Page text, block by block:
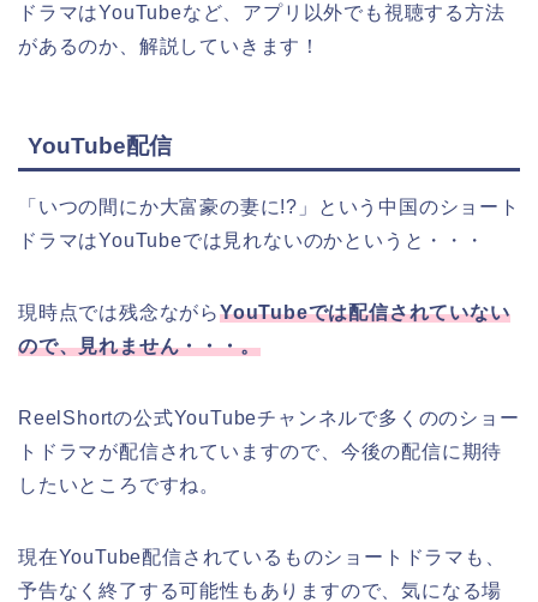
ドラマはYouTubeなど、アプリ以外でも視聴する方法
があるのか、解説していきます！
YouTube配信
「いつの間にか大富豪の妻に!? 」 という 中国のショート
ドラマはYouTubeでは見れないのかというと・・・
現時点では残念ながらYouTubeでは配信されていない
ので、見れません・・・。
ReelShortの公式YouTubeチャンネルで多くののショー
トドラマが配信されていますので、今後の配信に期待
したいところですね。
現在YouTube配信されているものショートドラマも、
予告なく終了する可能性もありますので、気になる場